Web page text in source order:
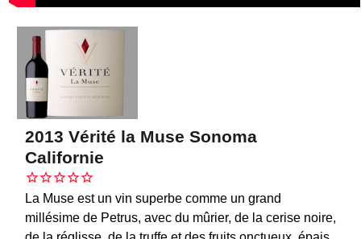
2013 Vérité la Muse Sonoma
Californie
La Muse est un vin superbe comme un grand
millésime de Petrus, avec du mûrier, de la cerise noire,